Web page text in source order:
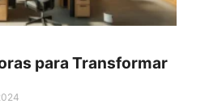
para Transformar